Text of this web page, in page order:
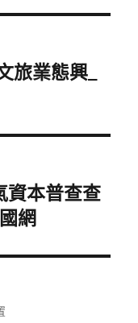
旅業態興_
資本普查查
網